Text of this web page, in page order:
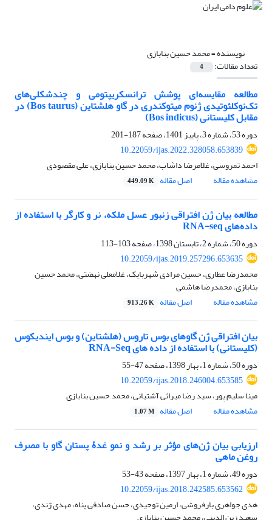
نویسنده =محمد حسین بنابازی
تعداد مقالات: 4
مطالعه مقایسه‌ای پوشش ترانسکریپتومی و چندشکلی‌های
تک‌نوکلئوتیدی ژنوم میتوکندری در گاو ‏هلشتاین (‏Bos taurus‏) در
مقابل کلیستانی (‏Bos indicus‏)‏
دوره 53، شماره 3، پاییز 1401، صفحه
187-201
10.22059/ijas.2022.328058.653839
احمد تمروسی، غلامرضا داشاب، محمد حسین بنابازی، علی مقصودی
مشاهده مقاله
اصل مقاله 449.09 K
مطالعه بیان ژن افتراقی زنبور عسل ملکه، نر و کارگر با استفاده از
داده‌های RNA-seq
دوره 50، شماره 2، تابستان 1398، صفحه
103-113
10.22059/ijas.2019.257296.653635
محمدرضا عطاری، حسین مرادی شهربابک، غلامعلی نهضتی، محمد حسین
بنابازی، محمدرضا هاشمی
مشاهده مقاله
اصل مقاله 913.26 K
بیان افتراقی ژن گاوهای بوس تاروس (هلشتاین) و بوس ایندیکوس
(کلیستانی) با استفاده از داده های RNA-Seq
دوره 50، شماره 1، بهار 1398، صفحه
47-55
10.22059/ijas.2018.246004.653585
مینا سلیم پور، سید رضا میرائی آشتیانی، محمد حسین بنابازی
مشاهده مقاله
اصل مقاله 1.07 M
ارزیابی بیان ژن‌های مؤثر بر رشد و نمو غدۀ پستان گاو با مصرف
روغن ماهی
دوره 49، شماره 1، بهار 1397، صفحه
43-53
10.22059/ijas.2018.242585.653562
هدی جواهری بارفروشی، ارمین توحیدی، حسن صادقی پناه، مهدی ژندی،